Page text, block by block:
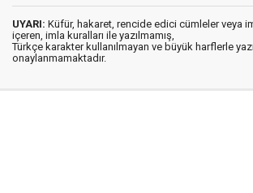
UYARI: Küfür, hakaret, rencide edici cümleler veya
içeren, imla kuralları ile yazılmamış,
Türkçe karakter kullanılmayan ve büyük harflerle
onaylanmamaktadır.